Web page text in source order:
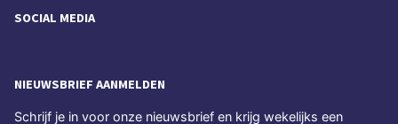
SOCIAL MEDIA
NIEUWSBRIEF AANMELDEN
Schrijf je in voor onze nieuwsbrief en krijg wekelijks een